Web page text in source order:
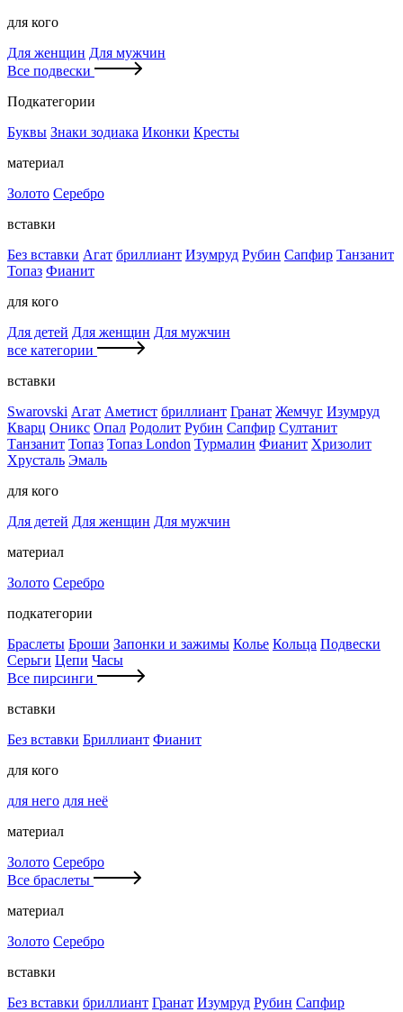
для кого
Для женщин Для мужчин
Все подвески
Подкатегории
Буквы Знаки зодиака Иконки Кресты
материал
Золото Серебро
вставки
Без вставки Агат бриллиант Изумруд Рубин Сапфир Танзанит
Топаз Фианит
для кого
Для детей Для женщин Для мужчин
все категории
вставки
Swarovski Агат Аметист бриллиант Гранат Жемчуг Изумруд
Кварц Оникс Опал Родолит Рубин Сапфир Султанит
Танзанит Топаз Топаз London Турмалин Фианит Хризолит
Хрусталь Эмаль
для кого
Для детей Для женщин Для мужчин
материал
Золото Серебро
подкатегории
Браслеты Броши Запонки и зажимы Колье Кольца Подвески
Серьги Цепи Часы
Все пирсинги
вставки
Без вставки Бриллиант Фианит
для кого
для него для неё
материал
Золото Серебро
Все браслеты
материал
Золото Серебро
вставки
Без вставки бриллиант Гранат Изумруд Рубин Сапфир